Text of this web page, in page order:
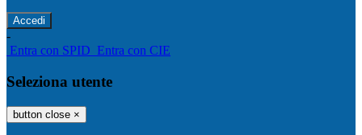
-
Entra con SPID Entra con CIE
Seleziona utente
button close ×